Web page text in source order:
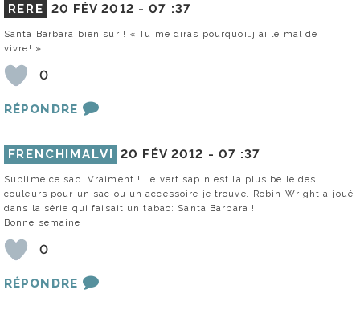
RERE 20 FÉV 2012 -07 :37
Santa Barbara bien sur!! « Tu me diras pourquoi…j ai le mal de
vivre! »
0
RÉPONDRE
FRENCHIMALVI 20 FÉV 2012 - 07 :37
Sublime ce sac. Vraiment ! Le vert sapin est la plus belle des
couleurs pour un sac ou un accessoire je trouve. Robin Wright a joué
dans la série qui faisait un tabac: Santa Barbara !
Bonne semaine
0
RÉPONDRE